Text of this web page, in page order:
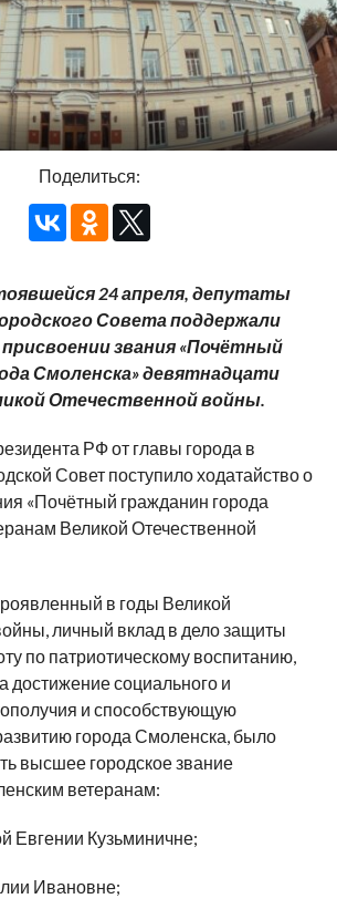
Поделиться:
24 апреля, депутаты
Совета поддержали
звания «Почётный
Смоленска» девятнадцати
Отечественной войны.
РФ от главы города в
Совет поступило ходатайство о
«Почётный гражданин города
Великой Отечественной
в годы Великой
личный вклад в дело защиты
по патриотическому воспитанию,
достижение социального и
и способствующую
города Смоленска, было
высшее городское звание
ветеранам:
Евгении Кузьминичне;
Ивановне;